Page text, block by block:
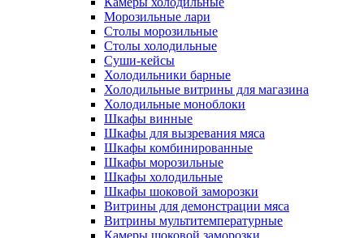
Морозильные лари
Столы морозильные
Столы холодильные
Суши-кейсы
Холодильники барные
Холодильные витрины для магазина
Холодильные моноблоки
Шкафы винные
Шкафы для вызревания мяса
Шкафы комбинированные
Шкафы морозильные
Шкафы холодильные
Шкафы шоковой заморозки
Витрины для демонстрации мяса
Витрины мультитемпературные
Камеры шоковой заморозки